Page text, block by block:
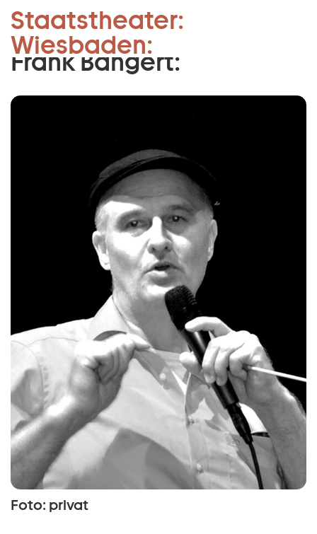
Zum Hauptinhalt springen
Zum Footer springen
Staatstheater:
Wiesbaden:
Musikalische Leitung
JUSM:
Frank Bangert:
Foto: privat